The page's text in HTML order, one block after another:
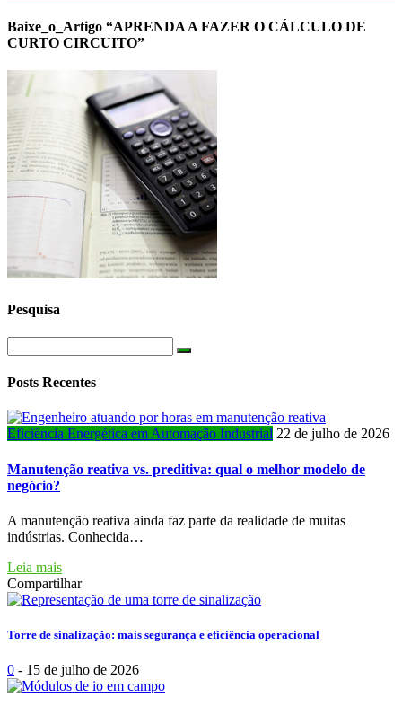
Baixe_o_Artigo “APRENDA A FAZER O CÁLCULO DE
CURTO CIRCUITO”
Pesquisa
Posts Recentes
Eficiência Energética em Automação Industrial 22 de julho de 2026
Manutenção reativa vs. preditiva: qual o melhor modelo de
negócio?
A manutenção reativa ainda faz parte da realidade de muitas
indústrias. Conhecida…
Leia mais
Compartilhar
Torre de sinalização: mais segurança e eficiência operacional
0 - 15 de julho de 2026